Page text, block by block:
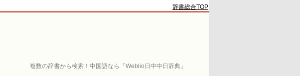
複数の辞書から検索！中国語なら「Weblio日中中日辞典」
辞書総合TOP